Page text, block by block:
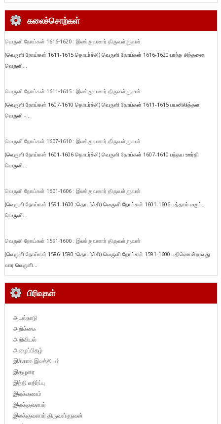
கலைச்சொற்கள்
வெருளி நோய்கள் 1616-1620 : இலக்குவனார் திருவள்ளுவன்
(வெருளி நோய்கள் 1611-1615 தொடர்ச்சி) வெருளி நோய்கள் 1616-1620 பரந்த சிந்தனை
வெருளி...
வெருளி நோய்கள் 1611-1615 : இலக்குவனார் திருவள்ளுவன்
(வெருளி நோய்கள் 1607-1610 தொடர்ச்சி) வெருளி நோய்கள் 1611-1615 பயனிலித்தள
வெருளி -...
வெருளி நோய்கள் 1607-1610 : இலக்குவனார் திருவள்ளுவன்
(வெருளி நோய்கள் 1601-1606 தொடர்ச்சி) வெருளி நோய்கள் 1607-1610 பந்தய ஊர்தி
வெருளி...
வெருளி நோய்கள் 1601-1606 : இலக்குவனார் திருவள்ளுவன்
(வெருளி நோய்கள் 1591-1600 :தொடர்ச்சி) வெருளி நோய்கள் 1601-1606 பத்தாம் வகுப்பு
வெருளி...
வெருளி நோய்கள் 1591-1600 : இலக்குவனார் திருவள்ளுவன்
(வெருளி நோய்கள் 1586-1590 :தொடர்ச்சி) வெருளி நோய்கள் 1591-1600 பதினொன்றாவது
வார வெருளி...
பிரிவுகள்
அயல்நாடு
அறிக்கை
அறிவியல்
அழைப்பிதழ்
இக்கால இலக்கியம்
இதழுரை
இந்தி எதிர்ப்பு
இலக்கணம்
இலக்குவனார்
இலக்குவனார் திருவள்ளுவன்